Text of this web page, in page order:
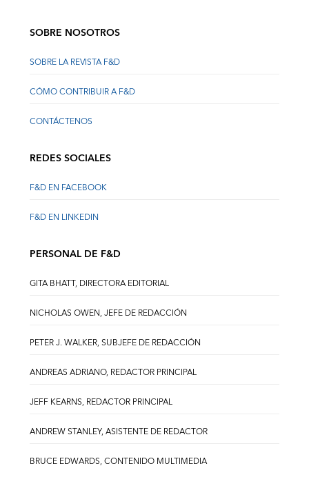
SOBRE NOSOTROS
SOBRE LA REVISTA F&D
CÓMO CONTRIBUIR A F&D
CONTÁCTENOS
REDES SOCIALES
F&D EN FACEBOOK
F&D EN LINKEDIN
PERSONAL DE F&D
GITA BHATT, DIRECTORA EDITORIAL
NICHOLAS OWEN, JEFE DE REDACCIÓN
PETER J. WALKER, SUBJEFE DE REDACCIÓN
ANDREAS ADRIANO, REDACTOR PRINCIPAL
JEFF KEARNS, REDACTOR PRINCIPAL
ANDREW STANLEY, ASISTENTE DE REDACTOR
BRUCE EDWARDS, CONTENIDO MULTIMEDIA